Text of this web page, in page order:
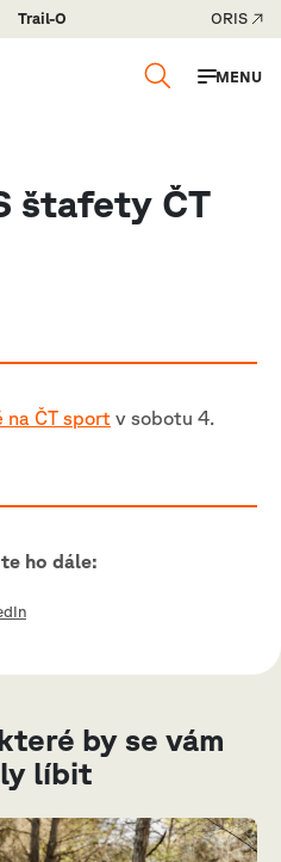
Trail-O ORIS
MENU
štafety ČT
ČT sport v sobotu 4.
ho dále:
by se vám
líbit